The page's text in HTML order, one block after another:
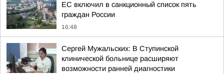
ЕС включил в санкционный список пять
граждан России
16:48
Сергей Мужальских: В Ступинской
клинической больнице расширяют
возможности ранней диагностики